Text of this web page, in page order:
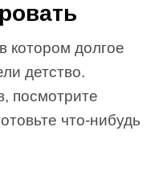
котором долгое
детство.
посмотрите
что-нибудь